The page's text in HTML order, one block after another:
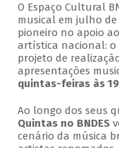
O Espaço Cultural
musical em julho de
pioneiro no apoio
artística nacional: o
projeto de
apresentações
quintas-feiras às
Ao longo dos seus
Quintas no BNDES
cenário da música